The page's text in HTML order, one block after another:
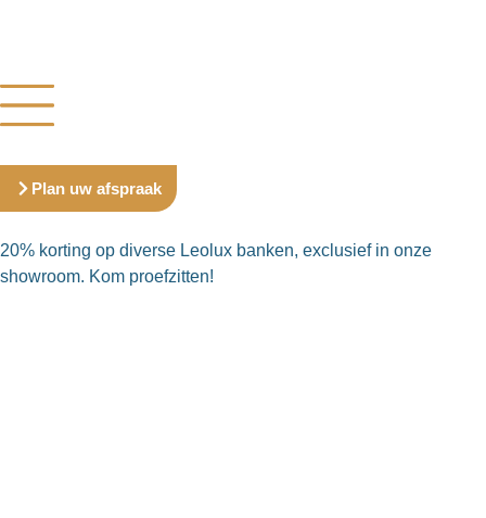
Plan uw afspraak
20% korting op diverse Leolux banken, exclusief in onze
showroom. Kom proefzitten!